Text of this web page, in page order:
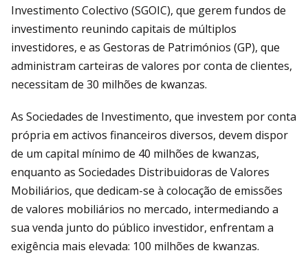
Investimento Colectivo (SGOIC), que gerem fundos de
investimento reunindo capitais de múltiplos
investidores, e as Gestoras de Patrimónios (GP), que
administram carteiras de valores por conta de clientes,
necessitam de 30 milhões de kwanzas.
As Sociedades de Investimento, que investem por conta
própria em activos financeiros diversos, devem dispor
de um capital mínimo de 40 milhões de kwanzas,
enquanto as Sociedades Distribuidoras de Valores
Mobiliários, que dedicam-se à colocação de emissões
de valores mobiliários no mercado, intermediando a
sua venda junto do público investidor, enfrentam a
exigência mais elevada: 100 milhões de kwanzas.